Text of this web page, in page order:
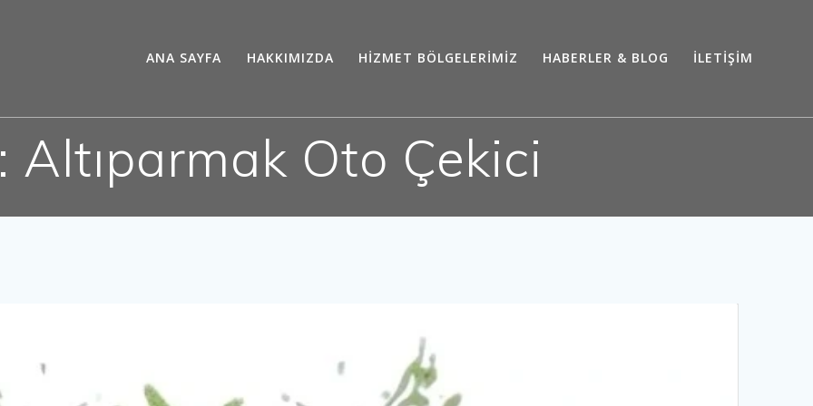
ANA SAYFA HAKKIMIZDA HİZMET BÖLGELERİMİZ HABERLER & BLOG İLETİŞİM
Altıparmak Oto Çekici